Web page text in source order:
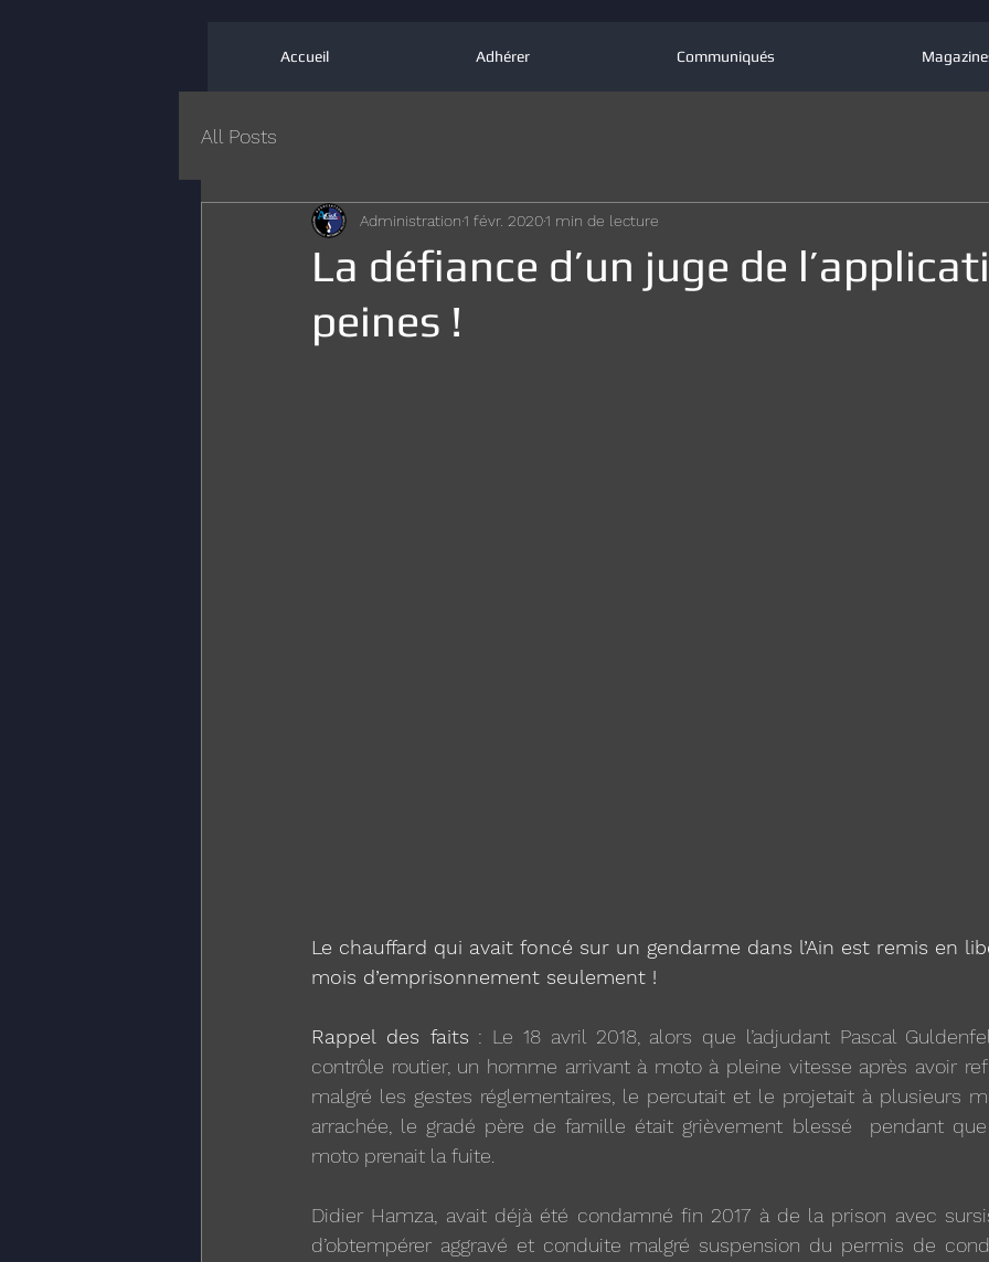
Accueil Adhérer Communiqués
All Posts
La défiance d’un juge de
peines !
Administration 1 févr. 20201 min de lecture
Le chauffard qui avait foncé sur un gendarme dans l’Ain est remis en
mois d’emprisonnement seulement !
Rappel des faits : Le 18 avril 2018, alors que l’adjudant Pascal
contrôle routier, un homme arrivant à moto à pleine vitesse après avoir
malgré les gestes réglementaires, le percutait et le projetait à plusieurs
arrachée, le gradé père de famille était grièvement blessé  pendant
moto prenait la fuite.
Didier Hamza, avait déjà été condamné fin 2017 à de la prison avec
d’obtempérer aggravé et conduite malgré suspension du permis de